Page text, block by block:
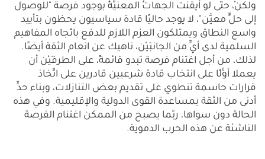
ولكنْ، حتّى لو أيقنت الجهاتُ المعنيَّةُ بوجود فرصة "للوصول
إلى حلٍّ معيَّن"، لا يوجد حاليًا قادة سياسيون يحظون بتأييد
واسع النطاق ويمتلكون العزم اللازم للدفع باتّجاه المفاهيم
السلمية لدى أيٍّ من الجانبَيْن، ناهيك عن انعام الثقة أيضًا.
لذلك، من أجل اغتنام فرصة تبدو قائمةً، على الطرفَيْن أن
يعملا أوَّلًا على انتخاب قادة شرعيين قادرين على اتِّخاذ
قرارات حاسمة تنطوي على تقديم بعض التنازلات، وبناء حدٍّ
أدنى من الثقة بمساعدة القوى الدولية والإقليمية. وفي هذه
الحالة دون سواها، ربّما يصبح من الممكن اغتنام الفرصة
الناشئة عن هذه الحرب الدموية.